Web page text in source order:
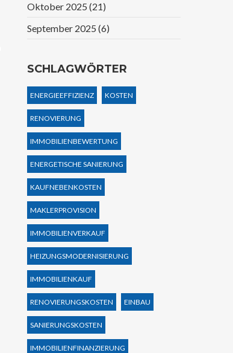
Oktober 2025 (21)
September 2025 (6)
SCHLAGWÖRTER
ENERGIEEFFIZIENZ KOSTEN
RENOVIERUNG
IMMOBILIENBEWERTUNG
ENERGETISCHE SANIERUNG
KAUFNEBENKOSTEN
MAKLERPROVISION
IMMOBILIENVERKAUF
HEIZUNGSMODERNISIERUNG
IMMOBILIENKAUF
RENOVIERUNGSKOSTEN EINBAU
SANIERUNGSKOSTEN
IMMOBILIENFINANZIERUNG